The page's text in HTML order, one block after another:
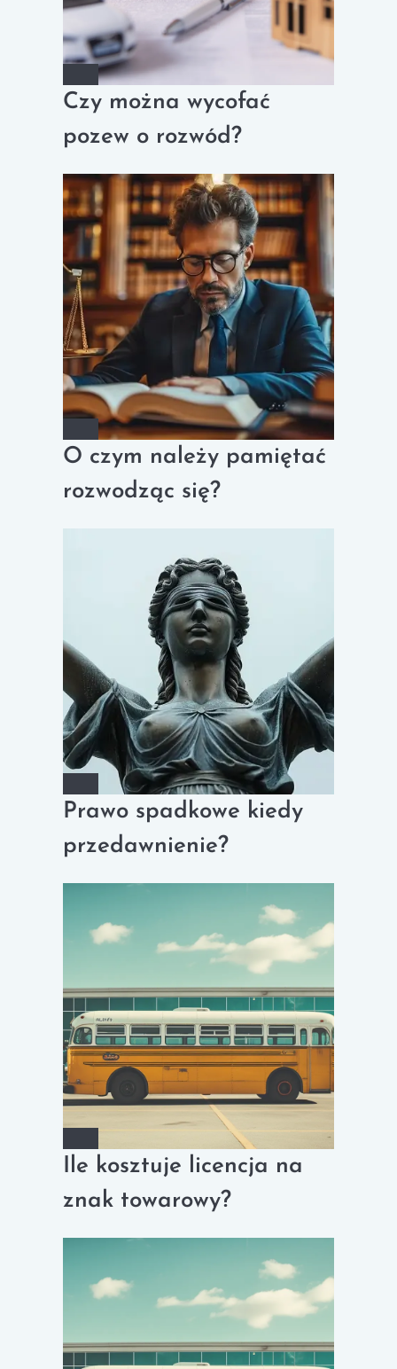
Czy można wycofać
pozew o rozwód?
O czym należy pamiętać
rozwodząc się?
Prawo spadkowe kiedy
przedawnienie?
Ile kosztuje licencja na
znak towarowy?